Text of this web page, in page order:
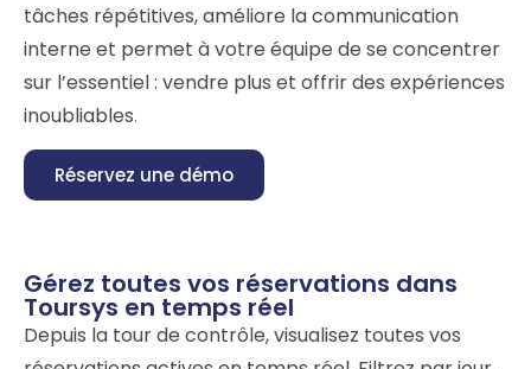
tâches répétitives, améliore la communication
interne et permet à votre équipe de se concentrer
sur l’essentiel : vendre plus et offrir des expériences
inoubliables.
Réservez une démo
Gérez toutes vos réservations dans
Toursys en temps réel
Depuis la tour de contrôle, visualisez toutes vos